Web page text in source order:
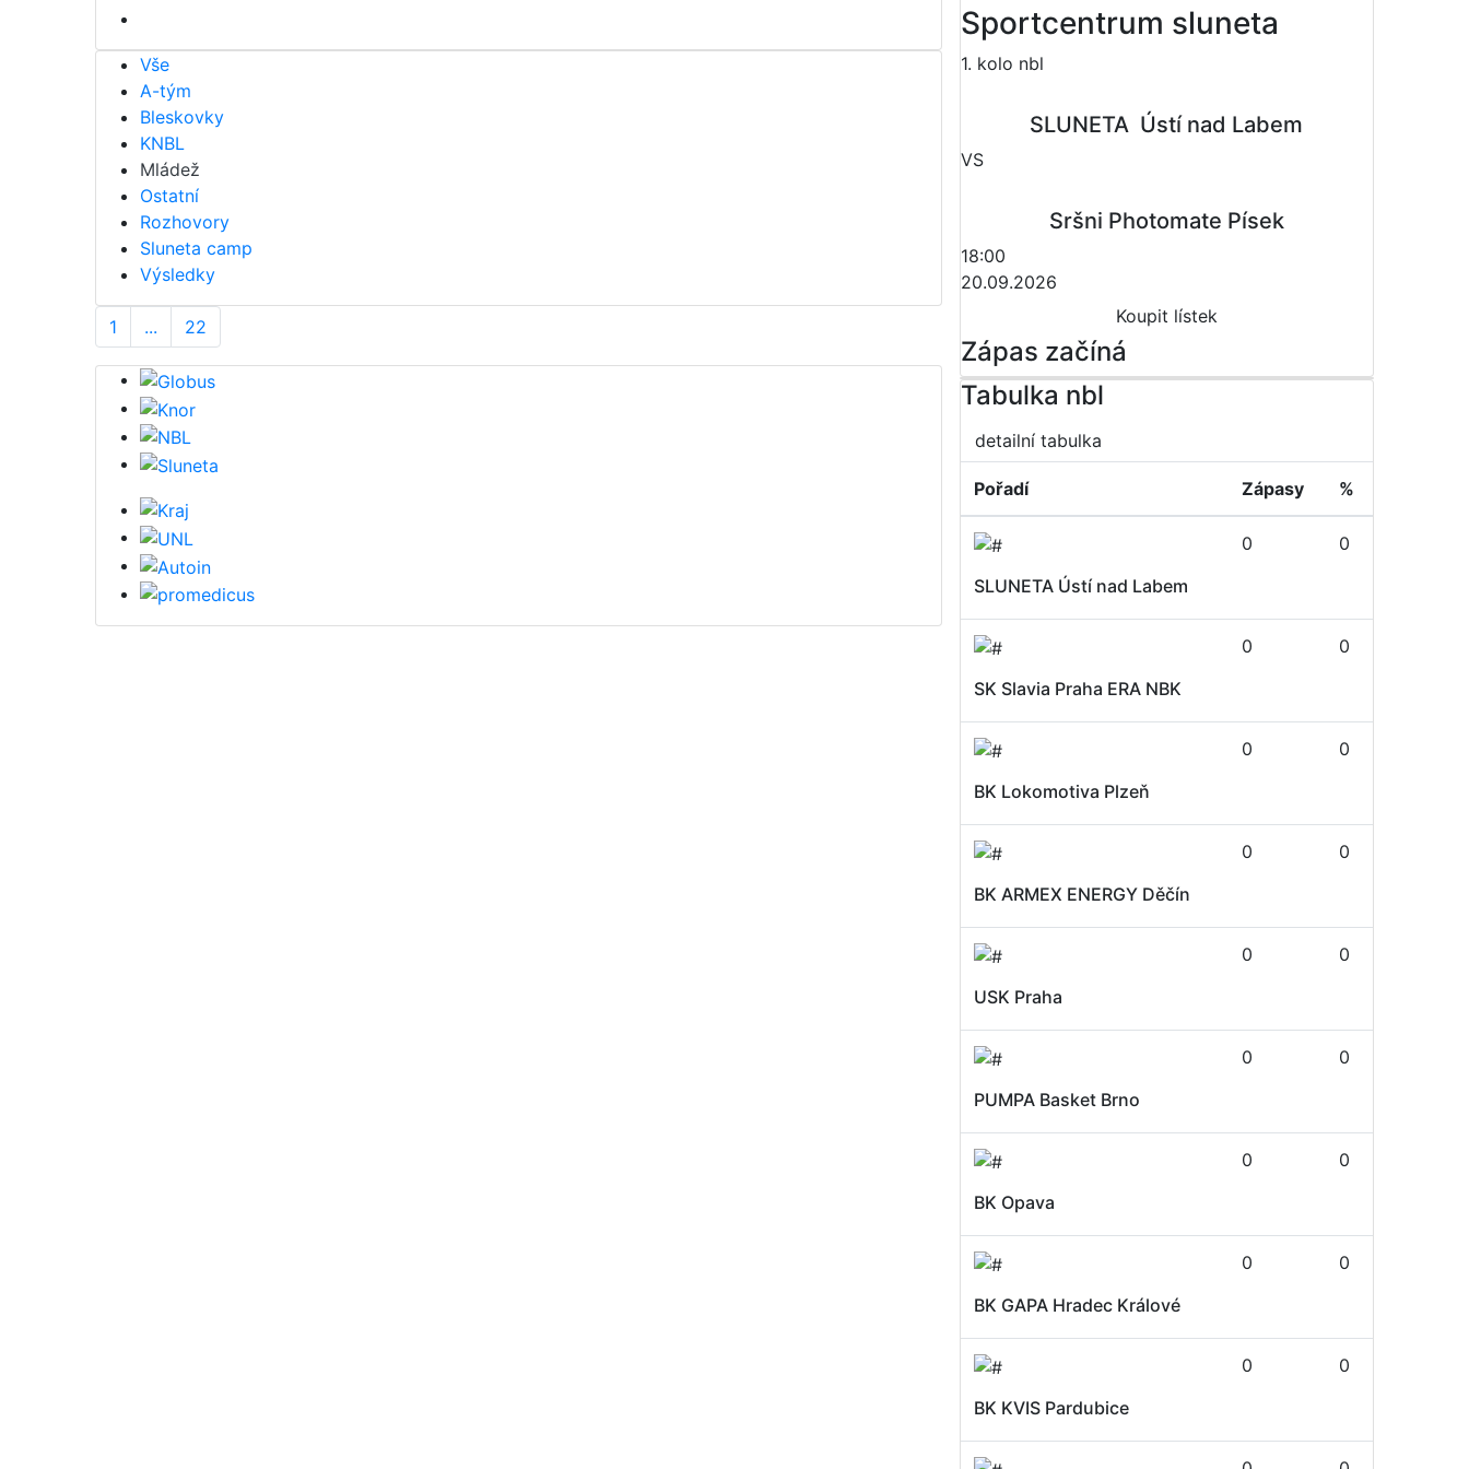
Vše
A-tým
Bleskovky
KNBL
Mládež
Ostatní
Rozhovory
Sluneta camp
Výsledky
1 ... 22
Sportcentrum sluneta
1. kolo nbl
SLUNETA  Ústí nad Labem
VS
Sršni Photomate Písek
18:00
20.09.2026
Koupit lístek
Zápas začíná
Tabulka nbl
detailní tabulka
Pořadí Zápasy %
SLUNETA Ústí nad Labem
0 0
SK Slavia Praha ERA NBK
0 0
BK Lokomotiva Plzeň
0 0
BK ARMEX ENERGY Děčín
0 0
USK Praha
0 0
PUMPA Basket Brno
0 0
BK Opava
0 0
BK GAPA Hradec Králové
0 0
BK KVIS Pardubice
0 0